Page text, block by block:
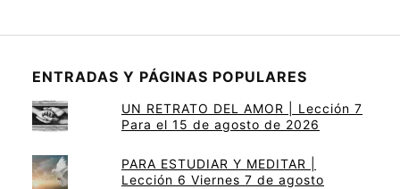
ENTRADAS Y PÁGINAS POPULARES
UN RETRATO DEL AMOR | Lección 7
Para el 15 de agosto de 2026
PARA ESTUDIAR Y MEDITAR |
Lección 6 Viernes 7 de agosto